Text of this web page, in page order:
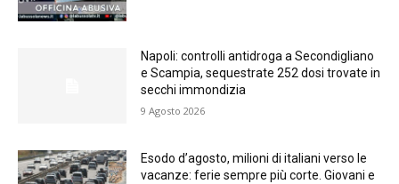
Napoli: controlli antidroga a Secondigliano
e Scampia, sequestrate 252 dosi trovate in
secchi immondizia
9 Agosto 2026
Esodo d’agosto, milioni di italiani verso le
vacanze: ferie sempre più corte. Giovani e